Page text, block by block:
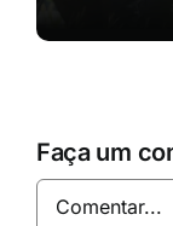
Faça um
Comentar